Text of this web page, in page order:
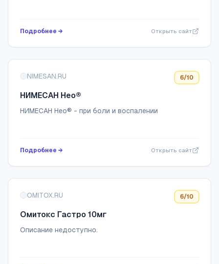
Подробнее → Открыть сайт
NIMESAN.RU 6/10
НИМЕСАН Нео®
НИМЕСАН Нео® - при боли и воспалении
Подробнее → Открыть сайт
OMITOX.RU 6/10
Омитокс Гастро 10мг
Описание недоступно.